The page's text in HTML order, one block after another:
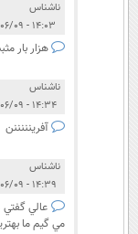
ناشناس
۱۴:۰۳ - ۱۳۹۴/۰۶/۰۹
هزار بار
ناشناس
۱۴:۳۴ - ۱۳۹۴/۰۶/۰۹
آفرینننننن
ناشناس
۱۴:۳۹ - ۱۳۹۴/۰۶/۰۹
عالي
مي گيم ما